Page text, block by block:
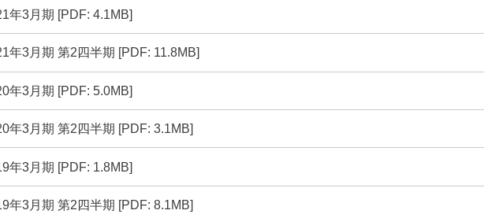
年3月期 [PDF: 4.1MB](別ウインドウで開く)
年3月期 第2四半期 [PDF: 11.8MB](別ウインドウで開く)
年3月期 [PDF: 5.0MB](別ウインドウで開く)
年3月期 第2四半期 [PDF: 3.1MB](別ウインドウで開く)
年3月期 [PDF: 1.8MB](別ウインドウで開く)
年3月期 第2四半期 [PDF: 8.1MB](別ウインドウで開く)